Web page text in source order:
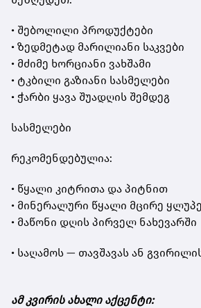
• შებოლილი პროდუქტები
• ზედმეტად მარილიანი საკვები
• მძიმე ხორციანი ვახშამი
• ტკბილი გაზიანი სასმელები
• ჭარბი ყავა შუადღის შემდეგ
სასმელები
რეკომენდებულია:
• წყალი კიტრითა და პიტნით
• მინერალური წყალი მცირე
• მაწონი დღის პირველ ნახევარში
• საღამოს — თავშავას ან
ამ კვირის ახალი აქცენტი: